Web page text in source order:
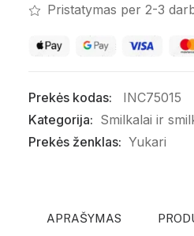
Pristatymas per 2-3
Prekės kodas:
INC75015
Kategorija: Smilkalai ir
Prekės ženklas: Yukari
APRAŠYMAS